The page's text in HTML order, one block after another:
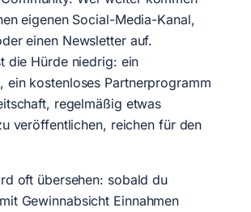
eigenen Social-Media-Kanal,
einen Newsletter auf.
die Hürde niedrig: ein
ein kostenloses Partnerprogramm
regelmäßig etwas
veröffentlichen, reichen für den
oft übersehen: sobald du
Gewinnabsicht Einnahmen